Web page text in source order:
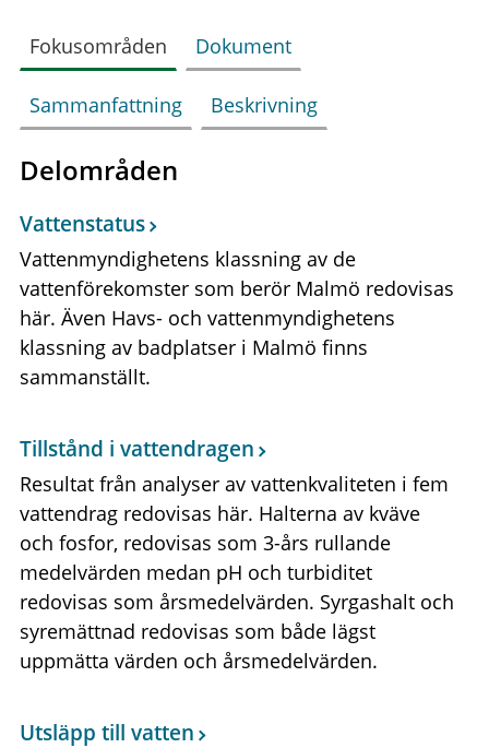
Fokusområden Dokument
Sammanfattning Beskrivning
Delområden
Vattenstatus
Vattenmyndighetens klassning av de
vattenförekomster som berör Malmö redovisas
här. Även Havs- och vattenmyndighetens
klassning av badplatser i Malmö finns
sammanställt.
Tillstånd i vattendragen
Resultat från analyser av vattenkvaliteten i fem
vattendrag redovisas här. Halterna av kväve
och fosfor, redovisas som 3-års rullande
medelvärden medan pH och turbiditet
redovisas som årsmedelvärden. Syrgashalt och
syremättnad redovisas som både lägst
uppmätta värden och årsmedelvärden.
Utsläpp till vatten